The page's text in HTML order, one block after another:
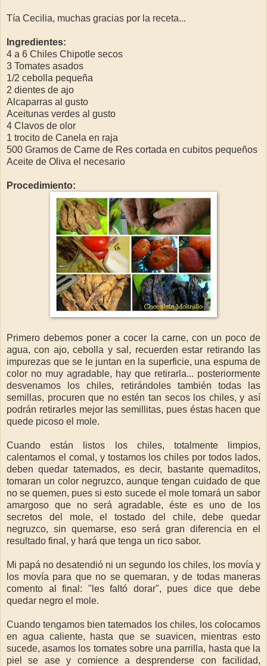
Tía Cecilia, muchas gracias por la receta...
Ingredientes:
4 a 6 Chiles Chipotle secos
3 Tomates asados
1/2 cebolla pequeña
2 dientes de ajo
Alcaparras al gusto
Aceitunas verdes al gusto
4 Clavos de olor
1 trocito de Canela en raja
500 Gramos de Carne de Res cortada en cubitos pequeños
Aceite de Oliva el necesario
Procedimiento:
Primero debemos poner a cocer la carne, con un poco de
agua, con ajo, cebolla y sal, recuerden estar retirando las
impurezas que se le juntan en la superficie, una espuma de
color no muy agradable, hay que retirarla... posteriormente
desvenamos los chiles, retirándoles también todas las
semillas, procuren que no estén tan secos los chiles, y así
podrán retirarles mejor las semillitas, pues éstas hacen que
quede picoso el mole.
Cuando están listos los chiles, totalmente limpios,
calentamos el comal, y tostamos los chiles por todos lados,
deben quedar tatemados, es decir, bastante quemaditos,
tomaran un color negruzco, aunque tengan cuidado de que
no se quemen, pues si esto sucede el mole tomará un sabor
amargoso que no será agradable, éste es uno de los
secretos del mole, el tostado del chile, debe quedar
negruzco, sin quemarse, eso será gran diferencia en el
resultado final, y hará que tenga un rico sabor.
Mi papá no desatendió ni un segundo los chiles, los movía y
los movía para que no se quemaran, y de todas maneras
comento al final: "les faltó dorar", pues dice que debe
quedar negro el mole.
Cuando tengamos bien tatemados los chiles, los colocamos
en agua caliente, hasta que se suavicen, mientras esto
sucede, asamos los tomates sobre una parrilla, hasta que la
piel se ase y comience a desprenderse con facilidad,